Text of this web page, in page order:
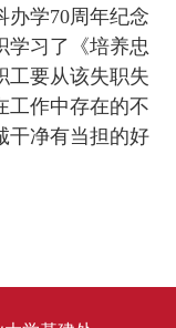
办学70周年纪念
学习了《培养忠
工要从该失职失
工作中存在的不
干净有当担的好